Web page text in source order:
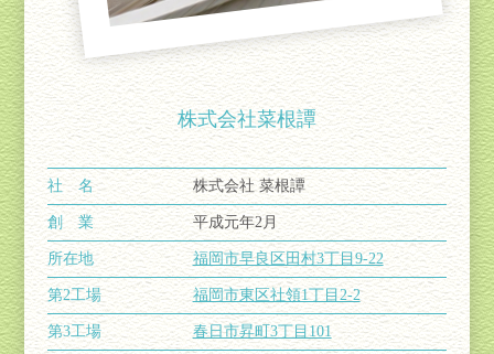
株式会社菜根譚
社 名 株式会社 菜根譚
創 業 平成元年2月
所在地 福岡市早良区田村3丁目9-22
第2工場 福岡市東区社領1丁目2-2
第3工場 春日市昇町3丁目101